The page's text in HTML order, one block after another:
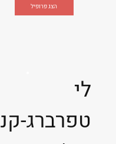
הצג פרופיל
לי
טפרברג-קנ